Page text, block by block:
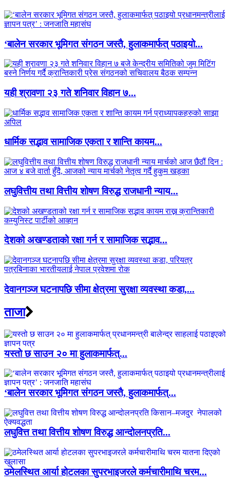
‘बालेन सरकार भूमिगत संगठन जस्तै, हुलाकमार्फत् पठाइयो...
यही श्रावणा २३ गते शनिवार विहान ७...
धार्मिक सद्भाव सामाजिक एकता र शान्ति कायम...
लघुवित्तीय तथा वित्तीय शोषण विरुद्ध राजधानी न्याय...
देशको अखण्डताको रक्षा गर्न र सामाजिक सद्भाव...
देवानगञ्ज घटनापछि सीमा क्षेत्रमा सुरक्षा व्यवस्था कडा,...
ताजा
यस्तो छ साउन २० मा हुलाकमार्फत्...
‘बालेन सरकार भूमिगत संगठन जस्तै, हुलाकमार्फत्...
लघुवित्त तथा वित्तीय शोषण विरुद्ध आन्दोलनप्रति...
ठमेलस्थित आर्या होटलका सुपरभाइजरले कर्मचारीमाथि चरम...